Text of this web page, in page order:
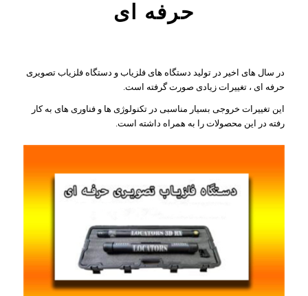
حرفه ای
در سال های اخیر در تولید دستگاه های فلزیاب و دستگاه فلزیاب تصویری
حرفه ای ، تغییرات زیادی صورت گرفته است.
این تغییرات خروجی بسیار مناسبی در تکنولوژی ها و فناوری های به کار
رفته در این محصولات را به همراه داشته است.